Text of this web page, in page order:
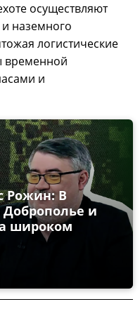
осуществляют
наземного
логистические
временной
и
Рожин: В
Доброполье и
широком